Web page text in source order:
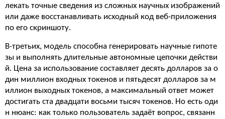
лекать точные сведения из сложных научных изображений
или даже восстанавливать исходный код веб-приложения
по его скриншоту.
В-третьих, модель способна генерировать научные гипоте
зы и выполнять длительные автономные цепочки действи
й. Цена за использование составляет десять долларов за о
дин миллион входных токенов и пятьдесят долларов за м
иллион выходных токенов, а максимальный ответ может
достигать ста двадцати восьми тысяч токенов. Но есть оди
н нюанс: как только пользователь задаёт вопрос, связанн